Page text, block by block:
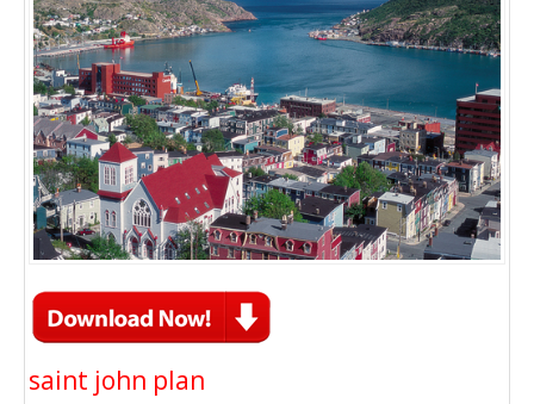
saint john plan